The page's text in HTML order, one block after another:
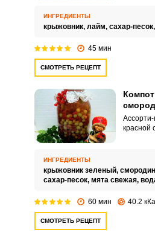
детей, и
ИНГРЕДИЕНТЫ
крыжовник, лайм, сахар-песок,
45 мин
СМОТРЕТЬ РЕЦЕПТ
красной
удобно
ИНГРЕДИЕНТЫ
крыжовник зеленый,
сахар-песок, мята свежая,
60 мин 40.2
СМОТРЕТЬ РЕЦЕПТ